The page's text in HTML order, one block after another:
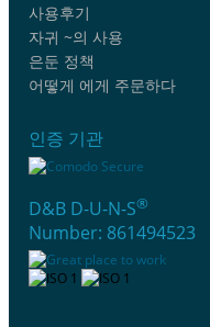
사용후기
자귀 ~의 사용
은둔 정책
어떻게 에게 주문하다
인증 기관
D&B D-U-N-S®
Number: 861494523